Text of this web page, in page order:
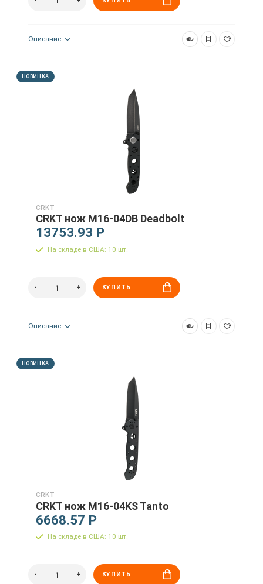
Описание
НОВИНКА
CRKT
CRKT нож M16-04DB Deadbolt
13753.93 Р
На складе в США: 10 шт.
КУПИТЬ
Описание
НОВИНКА
CRKT
CRKT нож M16-04KS Tanto
6668.57 Р
На складе в США: 10 шт.
КУПИТЬ